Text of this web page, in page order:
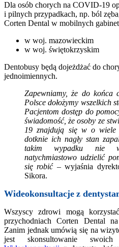
Dla osób chorych na COVID-19
i pilnych przypadkach, np. ból
Corten Dental w mobilnych
w woj. mazowieckim
w woj. świętokrzyskim
Dentobusy będą dojeżdżać do
jednoimiennych.
Zapewniamy, że do końca
Polsce dołożymy wszelkich
Pacjentom dostęp do
świadomość, że osoby ze
19 znajdują się w o wiele
dotknie ich nagły stan
takim wypadku nie
natychmiastowo udzielić
się robić –wyjaśnia
Sikora.
Wideokonsultacje z
Wszyscy zdrowi mogą
przychodniach Corten Dental
Zanim jednak umówią się na
jest skonsultowanie